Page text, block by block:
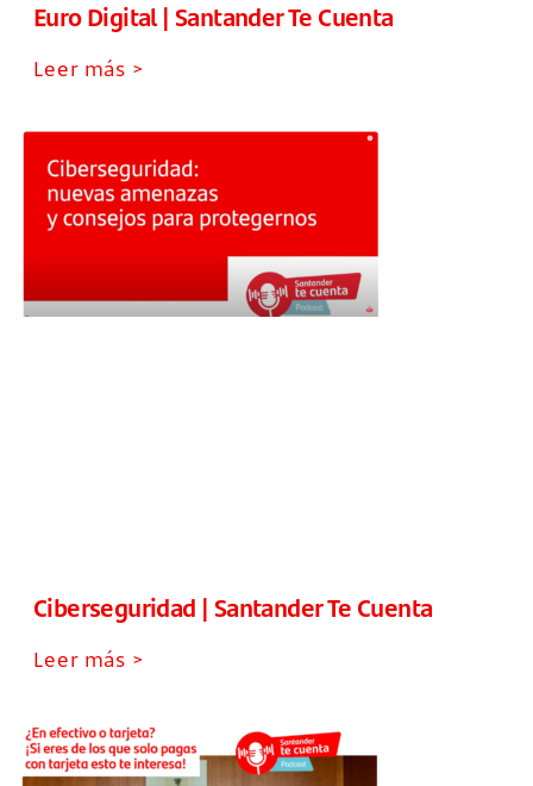
Euro Digital | Santander Te Cuenta
Leer más >
Ciberseguridad | Santander Te Cuenta
Leer más >